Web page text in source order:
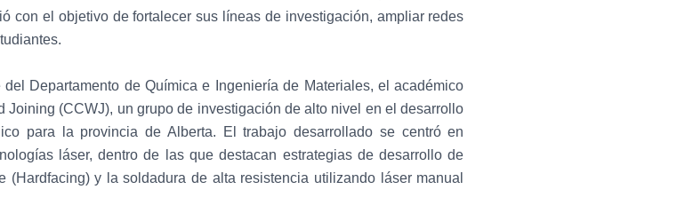
con el objetivo de fortalecer sus líneas de investigación, ampliar redes
Departamento de Química e Ingeniería de Materiales, el académico
(CCWJ), un grupo de investigación de alto nivel en el desarrollo
para la provincia de Alberta. El trabajo desarrollado se centró en
láser, dentro de las que destacan estrategias de desarrollo de
(Hardfacing) y la soldadura de alta resistencia utilizando láser manual